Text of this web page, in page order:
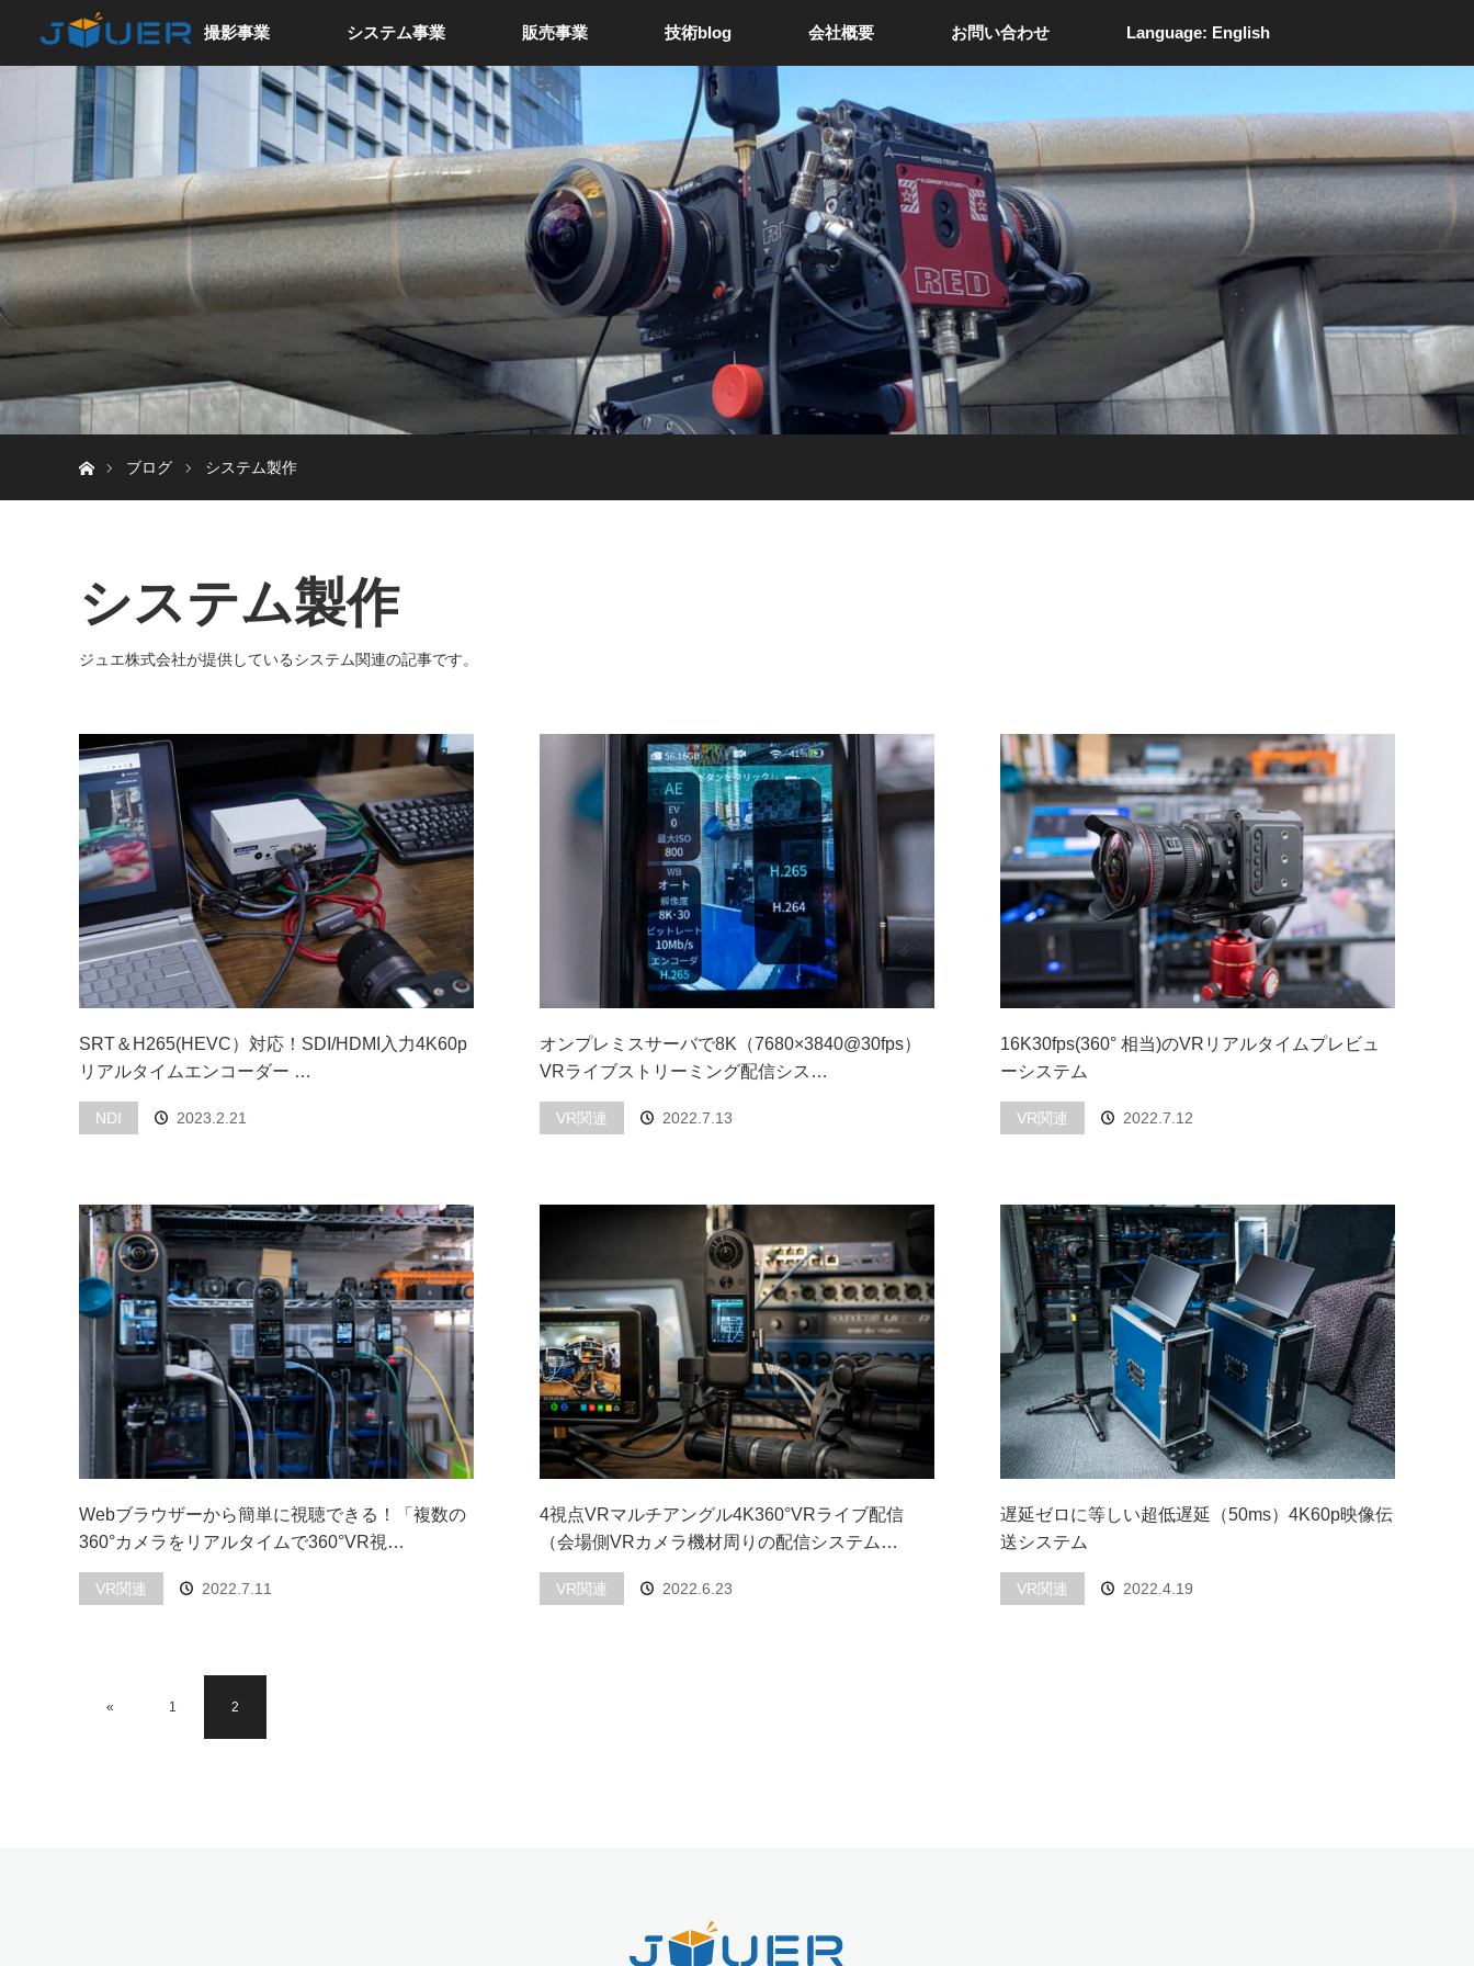
撮影事業 システム事業 販売事業 技術blog 会社概要 お問い合わせ Language: English
ブログ
システム製作
システム製作
ジュエ株式会社が提供しているシステム関連の記事です。
SRT＆H265(HEVC）対応！SDI/HDMI入力4K60p
リアルタイムエンコーダー …
NDI 2023.2.21
オンプレミスサーバで8K（7680×3840@30fps）
VRライブストリーミング配信シス…
VR関連 2022.7.13
16K30fps(360° 相当)のVRリアルタイムプレビュ
ーシステム
VR関連 2022.7.12
Webブラウザーから簡単に視聴できる！「複数の
360°カメラをリアルタイムで360°VR視…
VR関連 2022.7.11
4視点VRマルチアングル4K360°VRライブ配信
（会場側VRカメラ機材周りの配信システム…
VR関連 2022.6.23
遅延ゼロに等しい超低遅延（50ms）4K60p映像伝
送システム
VR関連 2022.4.19
« 1 2